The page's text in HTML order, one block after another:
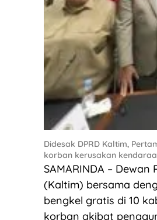
Didesak DPRD Kaltim,
korban kerusakan
SAMARINDA –
(Kaltim) bersama
bengkel gratis di 10
korban akibat